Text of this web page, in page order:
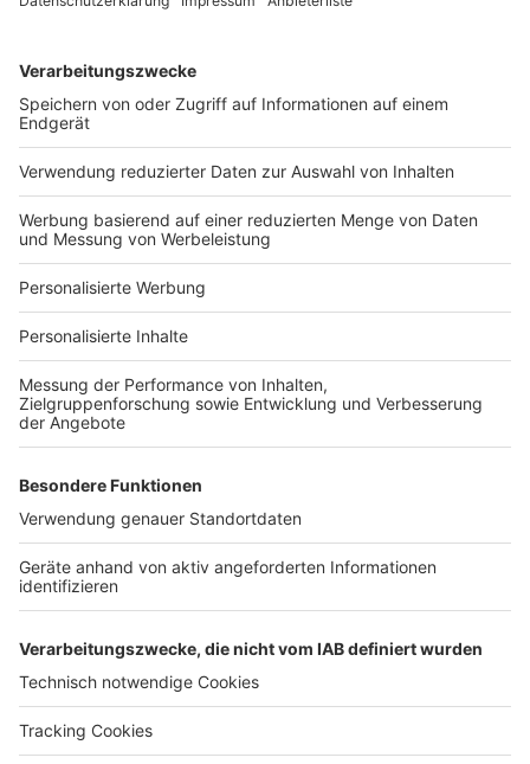
Services
Bauprojekt-Quiz
Häuser-Suche
Hausanbieter-Suche
Bauprojekt-Profil
Für Unternehmen
Ihre Baufirma auf bauen.de
Kostenloses Infogespräch